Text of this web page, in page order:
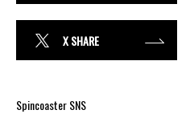
X SHARE
Spincoaster SNS